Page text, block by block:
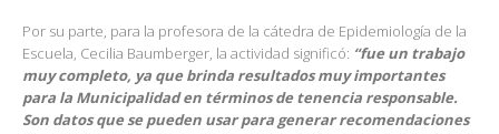
Por su parte, para la profesora de la cátedra de Epidemiología de la
Escuela, Cecilia Baumberger, la actividad significó: “fue un trabajo
muy completo, ya que brinda resultados muy importantes
para la Municipalidad en términos de tenencia responsable.
Son datos que se pueden usar para generar recomendaciones